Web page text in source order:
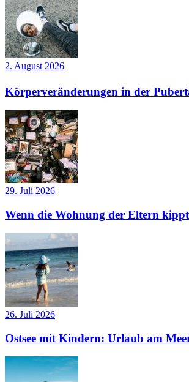
2. August 2026
Körperveränderungen in der
29. Juli 2026
Wenn die Wohnung der Eltern
26. Juli 2026
Ostsee mit Kindern: Urlaub am